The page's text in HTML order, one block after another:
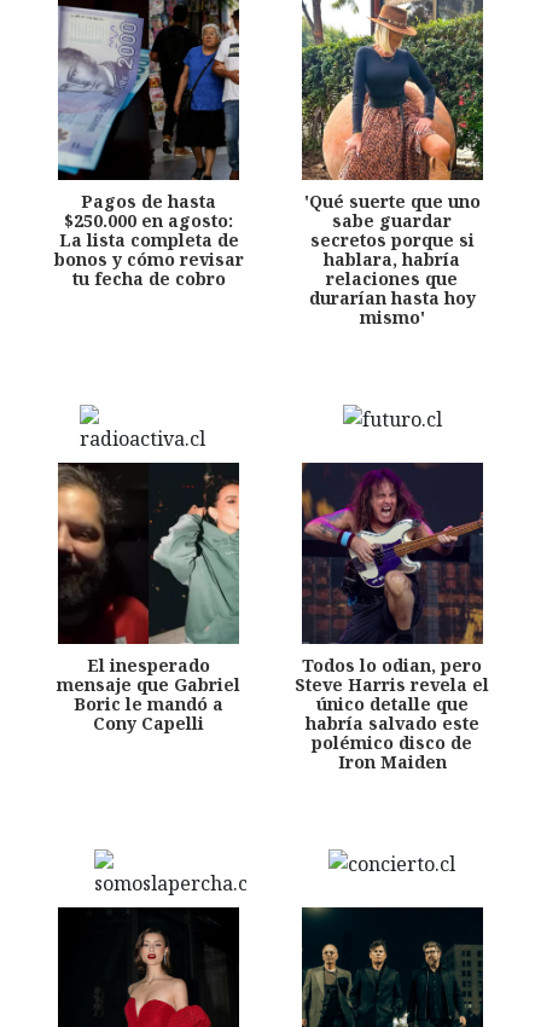
Pagos de hasta
$250.000 en agosto:
La lista completa de
bonos y cómo revisar
tu fecha de cobro
'Qué suerte que uno
sabe guardar
secretos porque si
hablara, habría
relaciones que
durarían hasta hoy
mismo'
El inesperado
mensaje que Gabriel
Boric le mandó a
Cony Capelli
Todos lo odian, pero
Steve Harris revela el
único detalle que
habría salvado este
polémico disco de
Iron Maiden